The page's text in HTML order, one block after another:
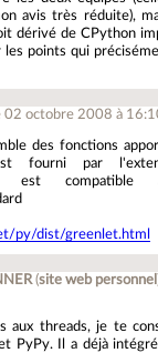
avis très réduite),
dérivé de CPython
les points qui
02 octobre 2008 à
des fonctions
fourni par
est compatible
py/dist/greenlet.html
(site web personnel
aux threads, je te
PyPy. Il a déjà